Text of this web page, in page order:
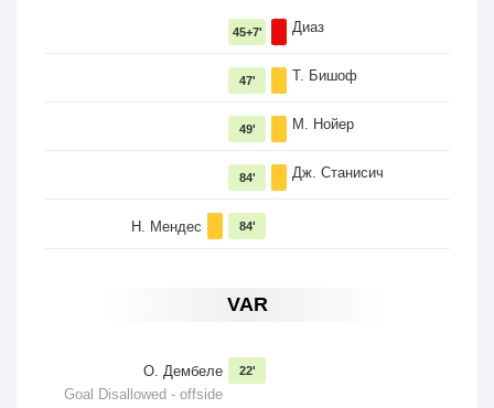
Диаз
45+7'
Т. Бишоф
47'
М. Нойер
49'
Дж. Станисич
84'
Н. Мендес 84'
VAR
О. Дембеле
Goal Disallowed - offside
22'